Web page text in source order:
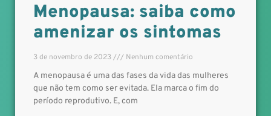
Menopausa: saiba como
amenizar os sintomas
3 de novembro de 2023 Nenhum comentário
A menopausa é uma das fases da vida das mulheres
que não tem como ser evitada. Ela marca o fim do
período reprodutivo. E, com